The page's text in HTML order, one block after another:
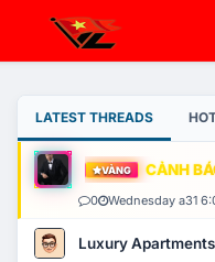
LATEST THREADS
VÀNG CẢNH
0 Wednesday a31
Luxury